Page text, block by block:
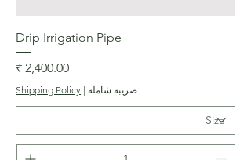
Drip Irrigation Pipe
السعر
ضريبة شاملة |
Shipping Policy